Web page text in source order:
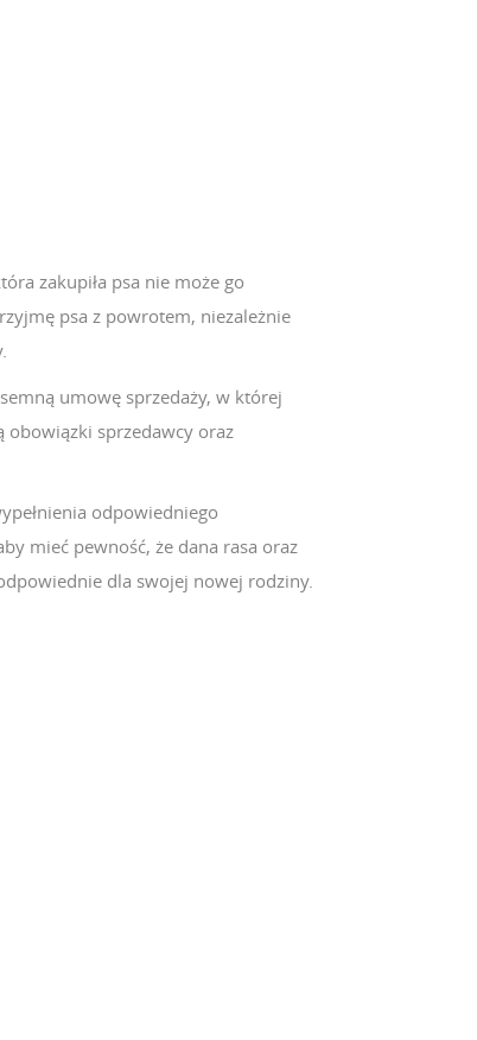
zakupiła psa nie może go
psa z powrotem, niezależnie
umowę sprzedaży, w której
obowiązki sprzedawcy oraz
odpowiedniego
mieć pewność, że dana rasa oraz
dla swojej nowej rodziny.